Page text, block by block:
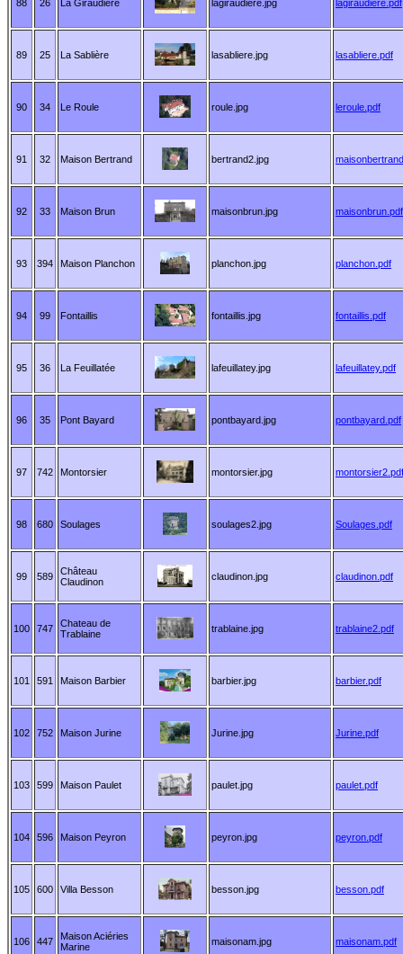
88 26 La Giraudière lagiraudiere.jpg lagiraudiere.pdf
89 25 La Sablière lasabliere.jpg lasabliere.pdf
90 34 Le Roule roule.jpg leroule.pdf
91 32 Maison Bertrand bertrand2.jpg
92 33 Maison Brun maisonbrun.jpg maisonbrun.pdf
93 394 Maison Planchon planchon.jpg planchon.pdf
94 99 Fontaillis fontaillis.jpg fontaillis.pdf
95 36 La Feuillatée lafeuillatey.jpg lafeuillatey.pdf
96 35 Pont Bayard pontbayard.jpg pontbayard.pdf
97 742 Montorsier montorsier.jpg montorsier2.pdf
98 680 Soulages soulages2.jpg Soulages.pdf
99 589
Château
Claudinon
claudinon.jpg claudinon.pdf
100 747
Chateau de
Trablaine
trablaine.jpg trablaine2.pdf
101 591 Maison Barbier barbier.jpg barbier.pdf
102 752 Maison Jurine Jurine.jpg Jurine.pdf
103 599 Maison Paulet paulet.jpg paulet.pdf
104 596 Maison Peyron peyron.jpg peyron.pdf
105 600 Villa Besson besson.jpg besson.pdf
106 447
Maison Aciéries
Marine
maisonam.jpg maisonam.pdf